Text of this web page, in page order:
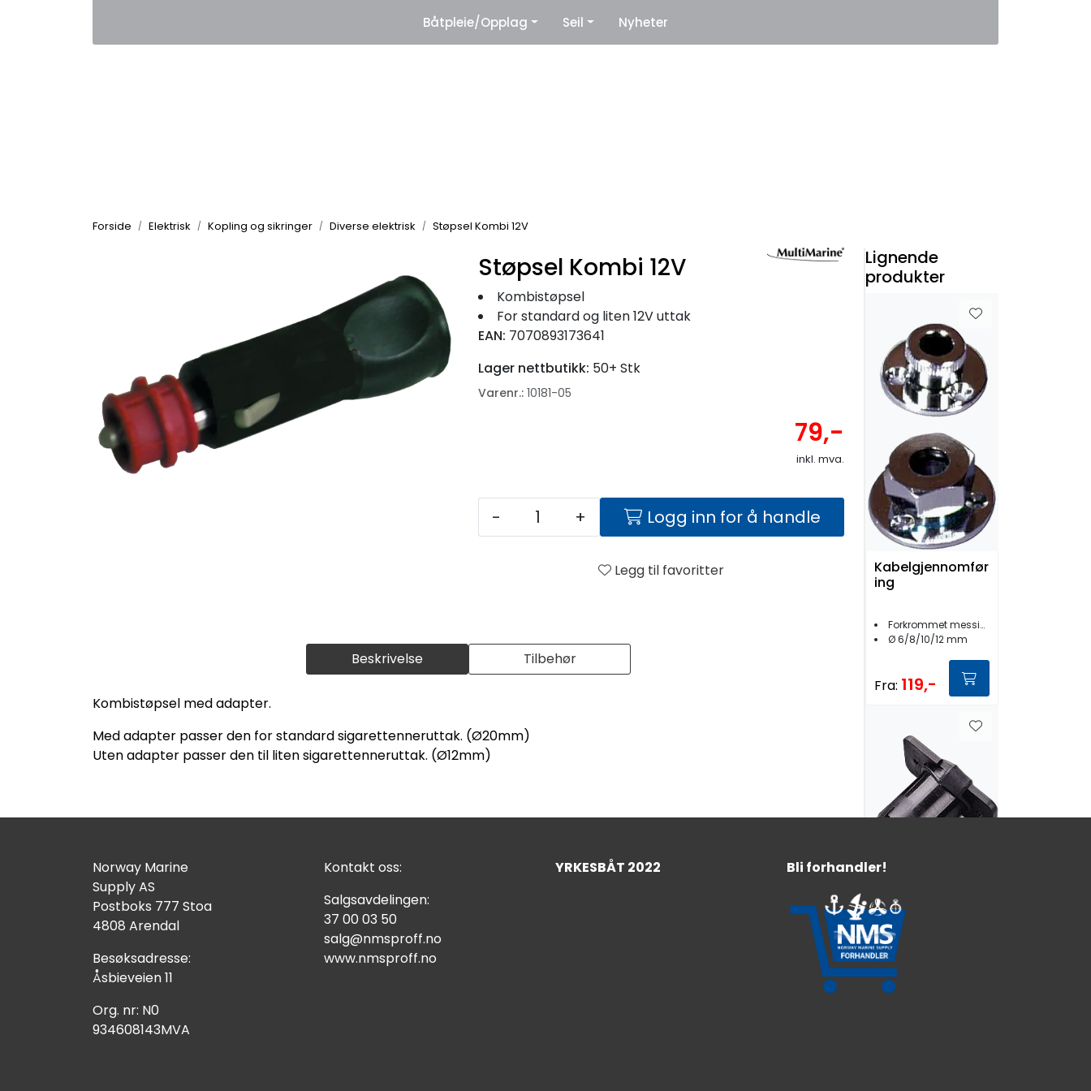
Leverandører
Båtpleie/Opplag Seil Nyheter
Forside Elektrisk Kopling og sikringer Diverse elektrisk Støpsel Kombi 12V
Beskrivelse Tilbehør
Kombistøpsel med adapter.
Med adapter passer den for standard sigarettenneruttak. (Ø20mm)
Uten adapter passer den til liten sigarettenneruttak. (Ø12mm)
Støpsel Kombi 12V
Kombistøpsel
For standard og liten 12V uttak
EAN: 7070893173641
Lager nettbutikk: 50+ Stk
Varenr.: 10181-05
79,-
inkl. mva.
- + Logg inn for å handle
Legg til favoritter
Lignende
produkter
Kabelgjennomfør
ing
Forkrommet messing
Ø 6/8/10/12 mm
Fra: 119,-
Innfelt 12V
12V uttak
For standard sigarettennerplugg
89,-
Norway Marine
Supply AS
Postboks 777 Stoa
4808 Arendal
Besøksadresse:
Åsbieveien 11
Org. nr: N0
934608143MVA
Kontakt oss:
Salgsavdelingen:
37 00 03 50
salg@nmsproff.no
www.nmsproff.no
YRKESBÅT 2022 Bli forhandler!